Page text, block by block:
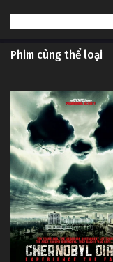
Phim cùng thể loại